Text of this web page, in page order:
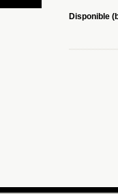
Disponible